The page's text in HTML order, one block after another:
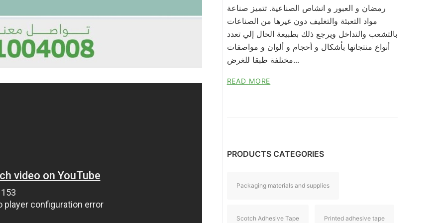
رمضان و العبور و انشاص الصناعية. تتميز صناعة
مواد التعبئة والتغليف دون غيرها من الصناعات
بالتشعب والتداخل ويرجع ذلك بطبيعة الحال إلي تعدد
أنواع منتجاتها بأشكال و أحجام و ألوان و مواصفات
مختلفة طبقا للغرض...
READ MORE
PRODUCTS CATEGORIES
Packaging materials and supplies
Scotch Adhesive Tape Printed adhesive tape